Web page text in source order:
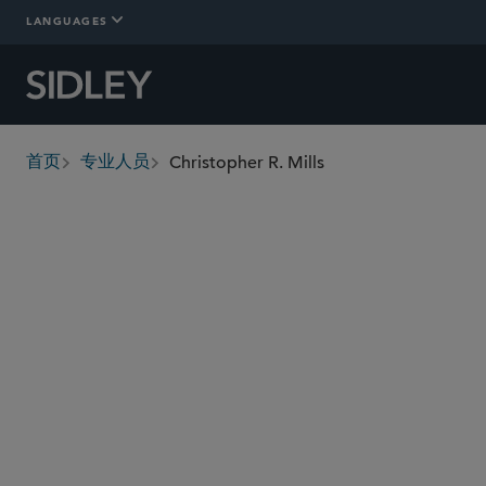
LANGUAGES
breadcrumbs
首页 专业人员 Christopher R. Mills